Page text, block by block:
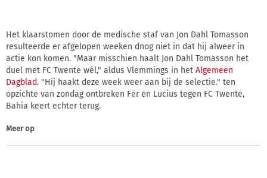
Het klaarstomen door de medische staf van Jon Dahl Tomasson
resulteerde er afgelopen weeken dnog niet in dat hij alweer in
actie kon komen. "Maar misschien haalt Jon Dahl Tomasson het
duel met FC Twente wél," aldus Vlemmings in het Algemeen
Dagblad. "Hij haakt deze week weer aan bij de selectie." ten
opzichte van zondag ontbreken Fer en Lucius tegen FC Twente,
Bahia keert echter terug.
Meer op